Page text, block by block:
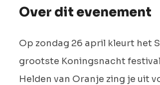
Over dit evenement
Op zondag 26 april kleurt het
grootste Koningsnacht
Helden van Oranje zing je uit